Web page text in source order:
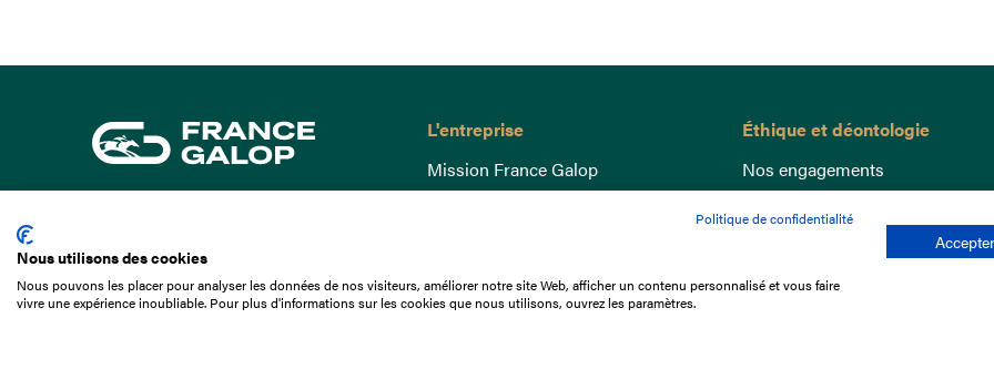
01 49 10 20 29
L'entreprise
Mission France Galop
Gouvernance
Comprendre les courses
Docuthèque
Éthique et déontologie
Nos engagements
Lutte anti-dopage
Bien être equin
Index Egalité Femmes-Hommes
Jeu responsable
Politique de confidentialité
Nous utilisons des cookies
Nous pouvons les placer pour analyser les données de nos visiteurs, améliorer notre site Web, afficher un contenu personnalisé et vous faire
vivre une expérience inoubliable. Pour plus d'informations sur les cookies que nous utilisons, ouvrez les paramètres.